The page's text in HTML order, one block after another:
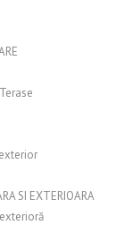
SI EXTERIOARA